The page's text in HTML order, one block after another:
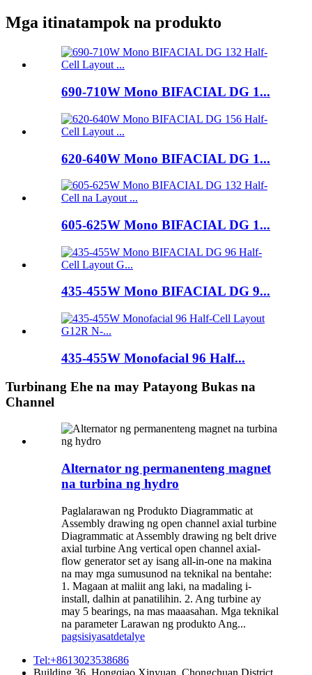
Mga itinatampok na produkto
690-710W Mono BIFACIAL DG 1...
620-640W Mono BIFACIAL DG 1...
605-625W Mono BIFACIAL DG 1...
435-455W Mono BIFACIAL DG 9...
435-455W Monofacial 96 Half...
Turbinang Ehe na may Patayong Bukas na
Channel
Alternator ng permanenteng magnet
na turbina ng hydro
Paglalarawan ng Produkto Diagrammatic at
Assembly drawing ng open channel axial turbine
Diagrammatic at Assembly drawing ng belt drive
axial turbine Ang vertical open channel axial-
flow generator set ay isang all-in-one na makina
na may mga sumusunod na teknikal na bentahe:
1. Magaan at maliit ang laki, na madaling i-
install, dalhin at panatilihin. 2. Ang turbine ay
may 5 bearings, na mas maaasahan. Mga teknikal
na parameter Larawan ng produkto Ang...
pagsisiyasatdetalye
Tel:+8613023538686
Building 36, Hongqiao Xinyuan, Chongchuan District,